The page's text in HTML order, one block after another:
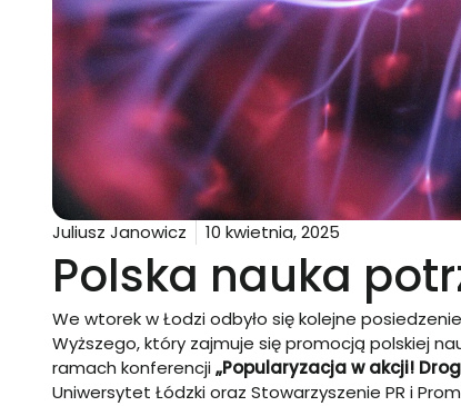
Juliusz Janowicz 10 kwietnia, 2025
Polska nauka
We wtorek w Łodzi odbyło się kolejne
Wyższego, który zajmuje się promocją polskiej
ramach konferencji„Popularyzacja w akcji!
Uniwersytet Łódzki oraz Stowarzyszenie PR i